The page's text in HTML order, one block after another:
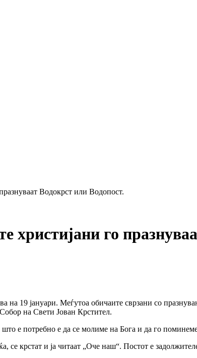
Водокрст или Водопост.
христијани го
19 јануари. Меѓутоа обичаите сврзани со
на Свети Јован Крстител.
е потребно е да се молиме на Бога и да го
се крстат и ја читаат „Оче наш“. Постот е